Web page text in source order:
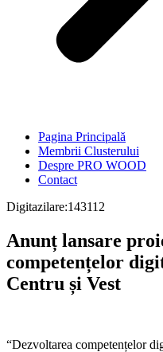
Pagina Principală
Membrii Clusterului
Despre PRO WOOD
Contact
Digitazilare:143112
Anunț lansare
competențelor
Centru și Vest
“Dezvoltarea competențelor